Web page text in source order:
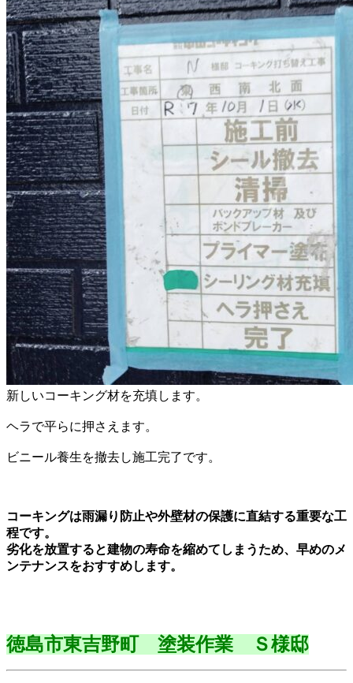
新しいコーキング材を充填します。
ヘラで平らに押さえます。
ビニール養生を撤去し施工完了です。
コーキングは雨漏り防止や外壁材の保護に直結する重要な工
程です。
劣化を放置すると建物の寿命を縮めてしまうため、早めのメ
ンテナンスをおすすめします。
徳島市東吉野町 塗装作業 Ｓ様邸